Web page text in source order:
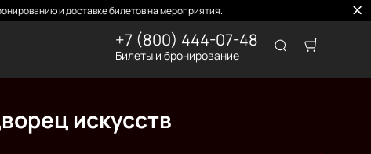
и доставке билетов на мероприятия.
+7 (800) 444-07-48
Билеты и бронирование
искусств